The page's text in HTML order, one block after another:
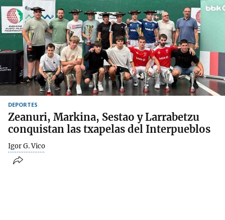
DEPORTES
Zeanuri, Markina, Sestao y Larrabetzu
conquistan las txapelas del Interpueblos
Igor G. Vico